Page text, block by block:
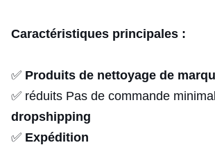
Caractéristiques principales :
✅ Produits de nettoyage de
✅ réduits Pas de commande
dropshipping
✅ Expédition